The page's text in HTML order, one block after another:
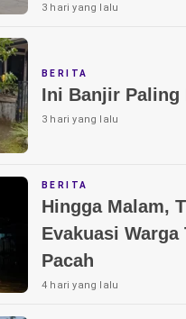
3 hari yang lalu
BERITA
Ini Banjir Paling
3 hari yang lalu
BERITA
Hingga Malam,
Evakuasi
Pacah
4 hari yang lalu